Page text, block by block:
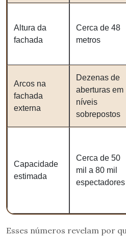
Altura da
fachada
Cerca de 48
metros
Arcos na
fachada
externa
Dezenas de
aberturas em
níveis
sobrepostos
Capacidade
estimada
Cerca de 50
mil a 80 mil
espectadores
Esses números revelam por